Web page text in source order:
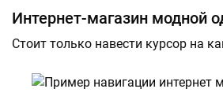
Интернет-магазин модной
Стоит только навести курсор на